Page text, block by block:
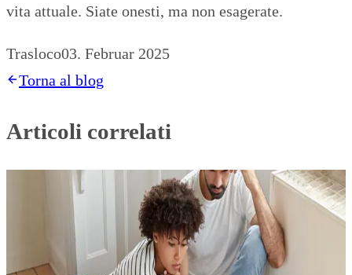
vita attuale. Siate onesti, ma non esagerate.
Trasloco03. Februar 2025
Torna al blog
Articoli correlati
12. Juli 2024
Il primo appartamento: punti importanti
per un inizio riuscito